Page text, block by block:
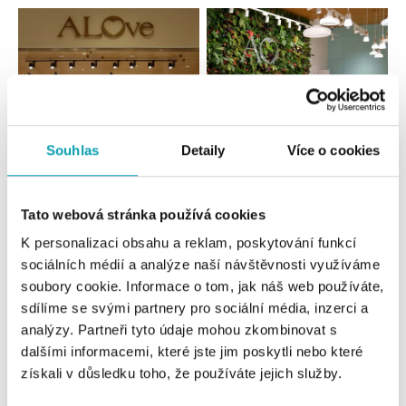
Souhlas Detaily Více o cookies
Tato webová stránka používá cookies
K personalizaci obsahu a reklam, poskytování funkcí
sociálních médií a analýze naší návštěvnosti využíváme
soubory cookie. Informace o tom, jak náš web používáte,
sdílíme se svými partnery pro sociální média, inzerci a
analýzy. Partneři tyto údaje mohou zkombinovat s
dalšími informacemi, které jste jim poskytli nebo které
získali v důsledku toho, že používáte jejich služby.
Všechny Česko Slovensko
ALOve OC Nový Smíchov, Praha 5
Plzeňská 8, 150 00 Praha 5 - Anděl
tel.: +420736509250
dnes otevřeno do 21:00
ALOve OC Olympia, Brno